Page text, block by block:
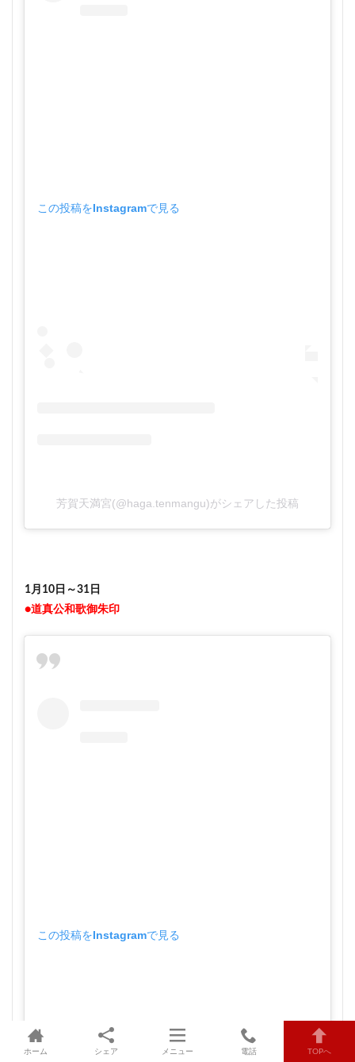
この投稿をInstagramで見る
芳賀天満宮(@haga.tenmangu)がシェアした投稿
1月10日～31日
●道真公和歌御朱印
この投稿をInstagramで見る
ホーム シェア メニュー 電話 TOPへ